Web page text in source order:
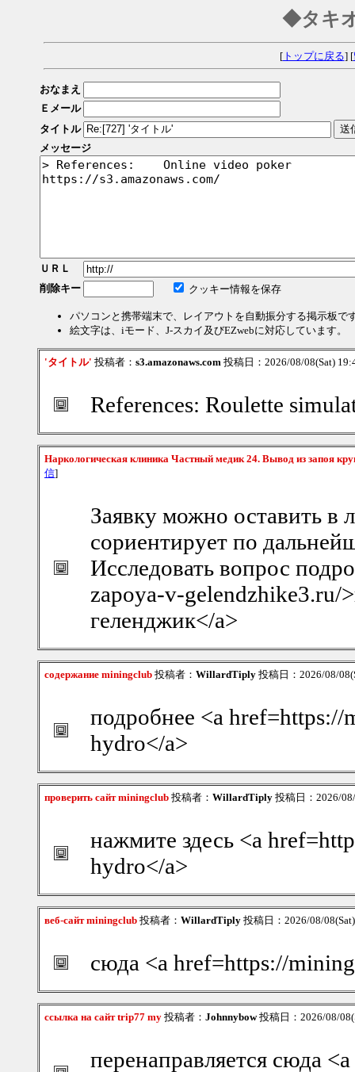
◆タキ
[トップに戻る] [
おなまえ
Ｅメール
タイトル
メッセージ
ＵＲＬ
削除キー
クッキー情報を保存
パソコンと携帯端末で、レイアウトを自動振分する掲示板で
絵文字は、iモード、J-スカイ及びEZwebに対応しています。
'タイトル' 投稿者： s3.amazonaws.com 投稿日：2026/08/08(Sat)
References: Roulette
Наркологическая клиника Частный медик 24. Вывод из запоя
信]
Заявку можно оставить в
сориентирует по
Исследовать вопрос
zapoya-v-gelendzhike3.ru/
геленджик</a>
содержание miningclub 投稿者： WillardTiply 投稿日：2026/08/
подробнее <a
hydro</a>
проверить сайт miningclub 投稿者： WillardTiply 投稿日：2026/
нажмите здесь <a
hydro</a>
веб-сайт miningclub 投稿者： WillardTiply 投稿日：2026/08/
сюда <a href=https://
ссылка на сайт trip77 my 投稿者： Johnnybow投稿日：2026/08/
перенаправляется сюда